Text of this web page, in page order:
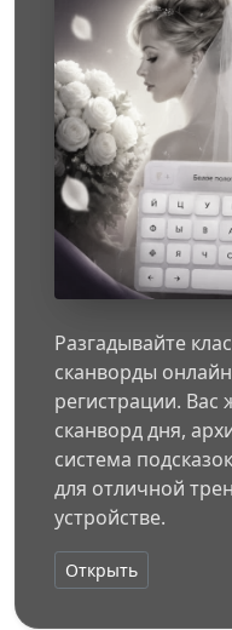
Разгадывайте
сканворды
регистрации. Вас
сканворд дня,
система
для отличной
устройстве.
Открыть